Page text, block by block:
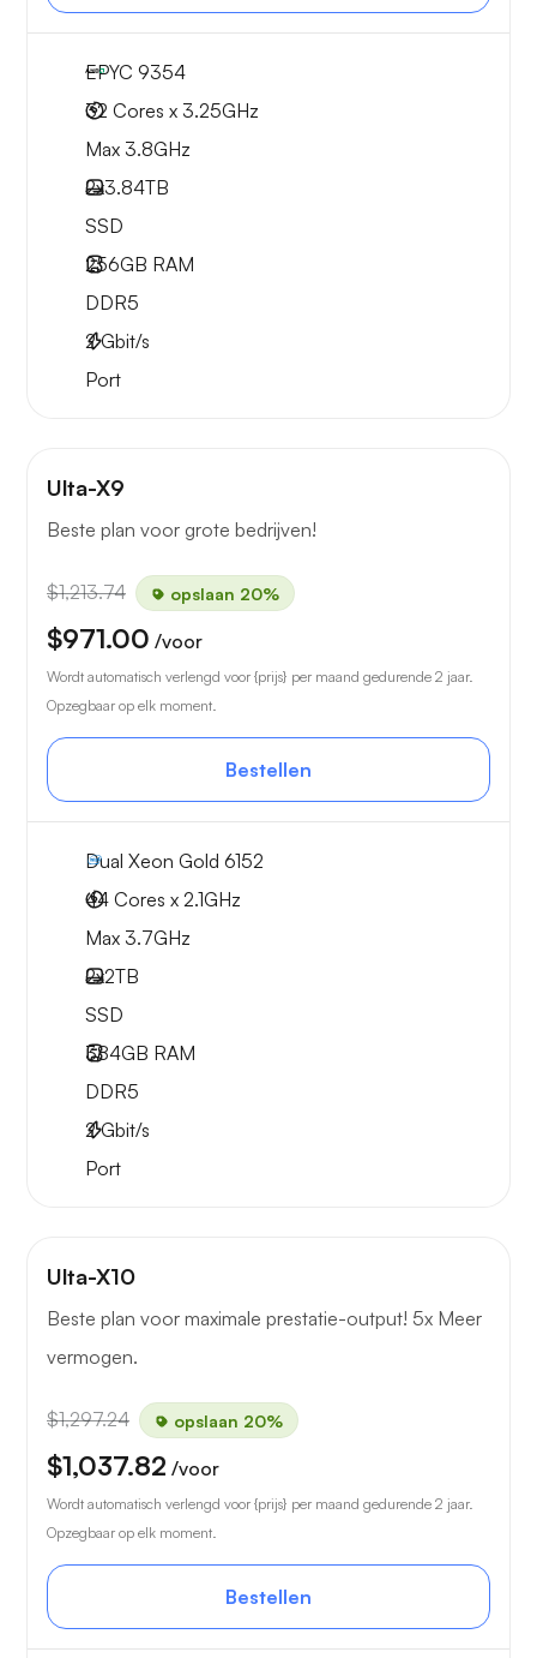
EPYC 9354
32 Cores x 3.25GHz
Max 3.8GHz
2x3.84TB
SSD
256GB RAM
DDR5
2Gbit/s
Port
Ulta-X9
Beste plan voor grote bedrijven!
$1,213.74 opslaan 20%
$971.00 /voor
Wordt automatisch verlengd voor {prijs} per maand gedurende 2 jaar.
Opzegbaar op elk moment.
Bestellen
Dual Xeon Gold 6152
44 Cores x 2.1GHz
Max 3.7GHz
2x2TB
SSD
384GB RAM
DDR5
2Gbit/s
Port
Ulta-X10
Beste plan voor maximale prestatie-output! 5x Meer
vermogen.
$1,297.24 opslaan 20%
$1,037.82 /voor
Wordt automatisch verlengd voor {prijs} per maand gedurende 2 jaar.
Opzegbaar op elk moment.
Bestellen